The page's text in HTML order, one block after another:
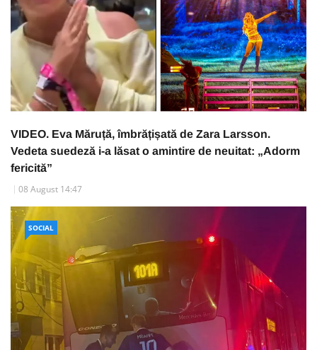
VIDEO. Eva Măruță, îmbrățișată de Zara Larsson.
Vedeta suedeză i-a lăsat o amintire de neuitat: „Adorm
fericită”
08 August 14:47
SOCIAL